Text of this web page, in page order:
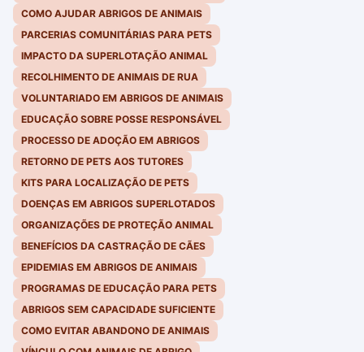
COMO AJUDAR ABRIGOS DE ANIMAIS
PARCERIAS COMUNITÁRIAS PARA PETS
IMPACTO DA SUPERLOTAÇÃO ANIMAL
RECOLHIMENTO DE ANIMAIS DE RUA
VOLUNTARIADO EM ABRIGOS DE ANIMAIS
EDUCAÇÃO SOBRE POSSE RESPONSÁVEL
PROCESSO DE ADOÇÃO EM ABRIGOS
RETORNO DE PETS AOS TUTORES
KITS PARA LOCALIZAÇÃO DE PETS
DOENÇAS EM ABRIGOS SUPERLOTADOS
ORGANIZAÇÕES DE PROTEÇÃO ANIMAL
BENEFÍCIOS DA CASTRAÇÃO DE CÃES
EPIDEMIAS EM ABRIGOS DE ANIMAIS
PROGRAMAS DE EDUCAÇÃO PARA PETS
ABRIGOS SEM CAPACIDADE SUFICIENTE
COMO EVITAR ABANDONO DE ANIMAIS